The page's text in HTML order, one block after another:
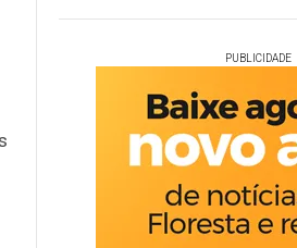
PUBLICIDADE